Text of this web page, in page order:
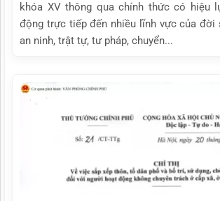
khóa XV thông qua chính thức có hiệu
động trực tiếp đến nhiều lĩnh vực của đời
an ninh, trật tự, tư pháp, chuyển...